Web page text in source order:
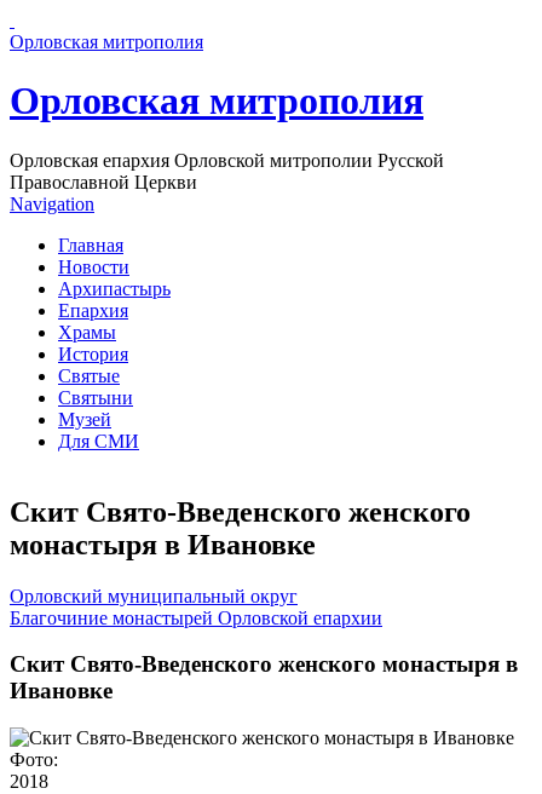
Орловская митрополия
Орловская митрополия
Орловская епархия Орловской митрополии Русской
Православной Церкви
Navigation
Главная
Новости
Архипастырь
Епархия
Храмы
История
Святые
Святыни
Музей
Для СМИ
Скит Свято-Введенского женского
монастыря в Ивановке
Орловский муниципальный округ
Благочиние монастырей Орловской епархии
Скит Свято-Введенского женского монастыря в
Ивановке
Фото:
2018